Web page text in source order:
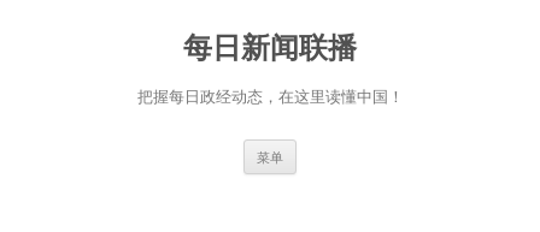
每日新闻联播
把握每日政经动态，在这里读懂中国！
菜单